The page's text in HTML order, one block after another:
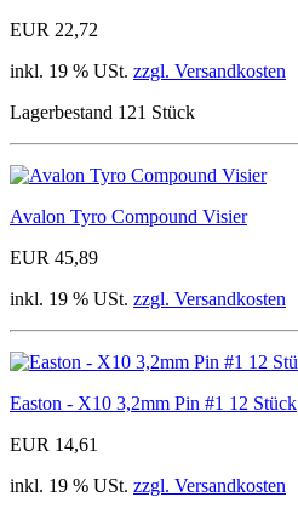
EUR 22,72
inkl. 19 % USt. zzgl. Versandkosten
Lagerbestand 121 Stück
Avalon Tyro Compound Visier
EUR 45,89
inkl. 19 % USt. zzgl. Versandkosten
Easton - X10 3,2mm Pin #1 12 Stück
EUR 14,61
inkl. 19 % USt. zzgl. Versandkosten